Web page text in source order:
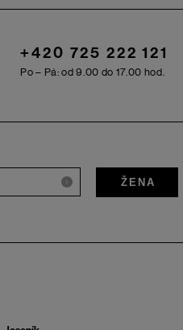
+420 725 222 121
Po – Pá: od 9.00 do 17.00 hod.
i ŽENA